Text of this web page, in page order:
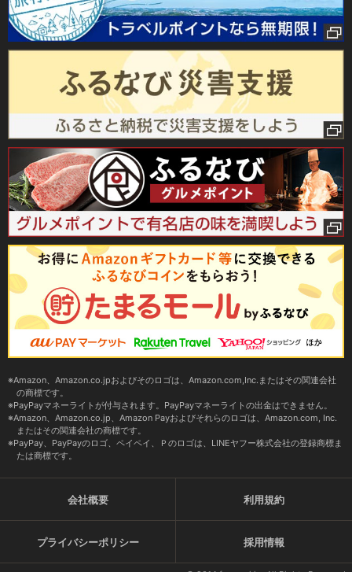
Amazon、Amazon.co.jpおよびそのロゴは、Amazon.com,Inc.またはその関連会社
の商標です。
PayPayマネーライトが付与されます。PayPayマネーライトの出金はできません。
Amazon、Amazon.co.jp、Amazon Payおよびそれらのロゴは、Amazon.com, Inc.
またはその関連会社の商標です。
PayPay、PayPayのロゴ、ペイペイ、Ｐのロゴは、LINEヤフー株式会社の登録商標ま
たは商標です。
会社概要 利用規約
プライバシーポリシー 採用情報